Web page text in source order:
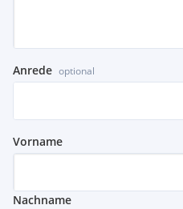
Anrede optional
Vorname
Nachname